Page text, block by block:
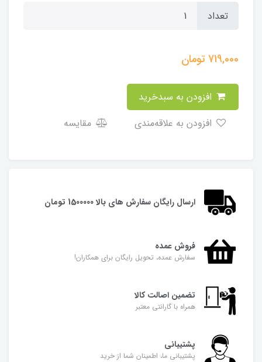
تعداد
719,000تومان
مقایسه
ارسال رایگان سفارش های بالا 1500000 تومان
فروش عمده
سفارش عمده، تحویل رایگان برای همکاران!
تضمین اصالت کالا
همراه با گارانتی معتبر
پشتیبانی
پشتیبانی ما، اطمینان شما از خرید